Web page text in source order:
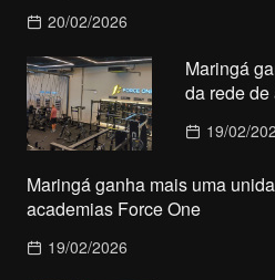
20/02/2026
Maringá
da rede
19/02/
Maringá ganha mais uma
academias Force One
19/02/2026